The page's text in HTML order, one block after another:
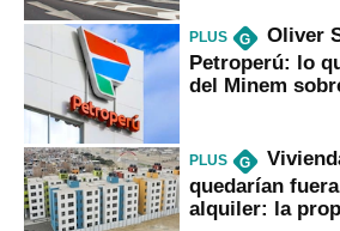
PLUS G
Oliver
Petroperú: lo
del Minem
PLUS G
quedarían
alquiler: la